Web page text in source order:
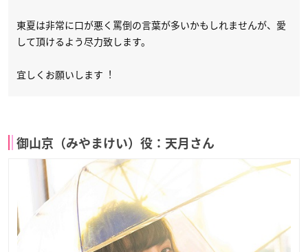
東夏は非常に口が悪く罵倒の言葉が多いかもしれませんが、愛
して頂けるよう尽力致します。
宜しくお願いします︕
御山京（みやまけい）役：天月さん